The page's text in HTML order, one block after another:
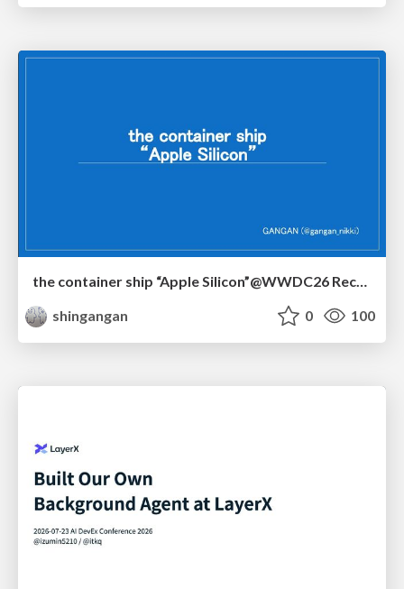
the container ship “Apple Silicon”@WWDC26 Recap -Japan-\(region).swift
shingangan
0 100